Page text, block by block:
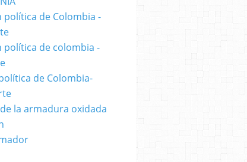
de Colombia -
política de colombia -
de Colombia-
la armadura oxidada